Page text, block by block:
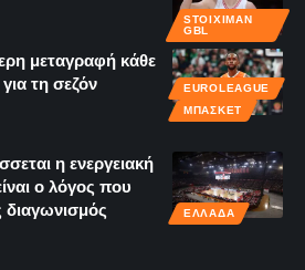
STOIXIMAN
GBL
EUROLEAGUE
ΜΠΆΣΚΕΤ
μεταγραφή κάθε
τη σεζόν
ΕΛΛΆΔΑ
η ενεργειακή
ο λόγος που